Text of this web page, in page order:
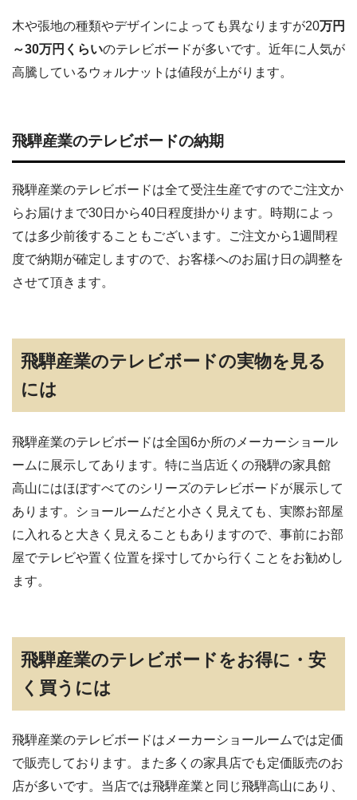
木や張地の種類やデザインによっても異なりますが20万円
～30万円くらいのテレビボードが多いです。近年に人気が
高騰しているウォルナットは値段が上がります。
飛騨産業のテレビボードの納期
飛騨産業のテレビボードは全て受注生産ですのでご注文か
らお届けまで30日から40日程度掛かります。時期によっ
ては多少前後することもございます。ご注文から1週間程
度で納期が確定しますので、お客様へのお届け日の調整を
させて頂きます。
飛騨産業のテレビボードの実物を見る
には
飛騨産業のテレビボードは全国6か所のメーカーショール
ームに展示してあります。特に当店近くの飛騨の家具館
高山にはほぼすべてのシリーズのテレビボードが展示して
あります。ショールームだと小さく見えても、実際お部屋
に入れると大きく見えることもありますので、事前にお部
屋でテレビや置く位置を採寸してから行くことをお勧めし
ます。
飛騨産業のテレビボードをお得に・安
く買うには
飛騨産業のテレビボードはメーカーショールームでは定価
で販売しております。また多くの家具店でも定価販売のお
店が多いです。当店では飛騨産業と同じ飛騨高山にあり、